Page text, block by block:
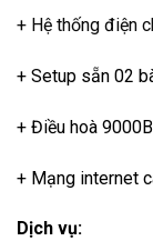
+ Hệ thống điện
+ Setup sẵn 02
+ Điều hoà
+ Mạng internet
Dịch vụ: